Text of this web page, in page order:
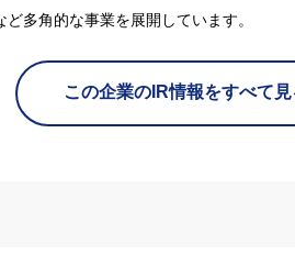
多角的な事業を展開しています。
この企業のIR情報をすべて見